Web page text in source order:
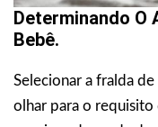
Determinando O
Bebê.
Selecionar a fralda
olhar para o requisito